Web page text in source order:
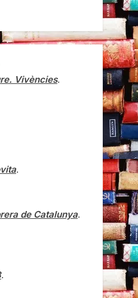
Vivències.
.
de Catalunya.
.